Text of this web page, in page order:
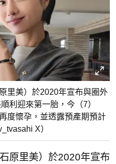
里美）於2020年宣布與圈外
利迎來第一胎，今（7）
度懷孕，並透露預產期預計
X）
原里美）於2020年宣布